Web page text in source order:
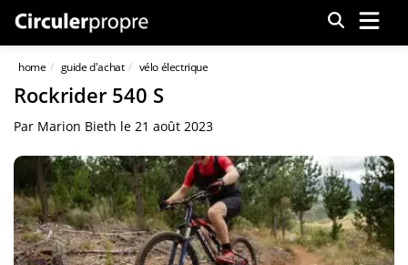
Menu
home guide d'achat vélo électrique
Rockrider 540 S
Par Marion Bieth le 21 août 2023